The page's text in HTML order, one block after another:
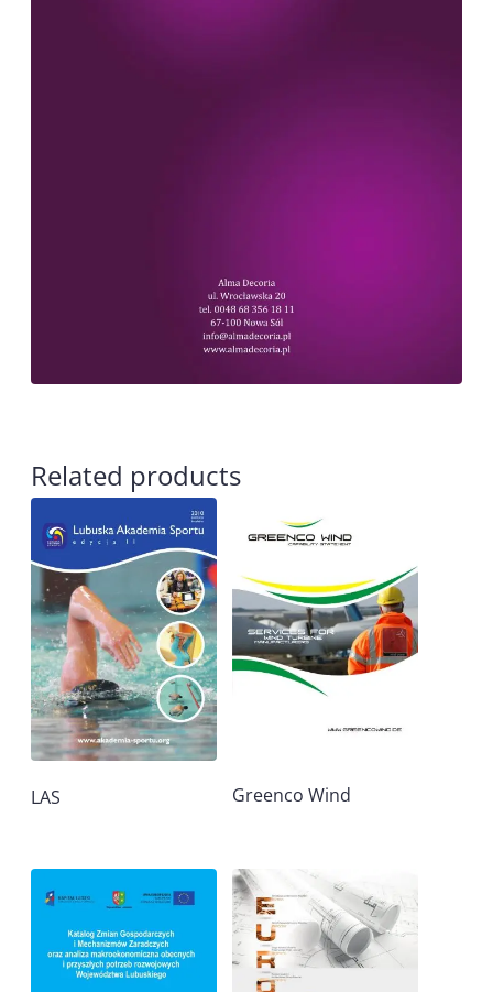
Related products
LAS Greenco Wind